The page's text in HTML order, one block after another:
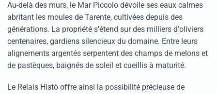
Au-delà des murs, le Mar Piccolo dévoile ses eaux calmes
abritant les moules de Tarente, cultivées depuis des
générations. La propriété s'étend sur des milliers d'oliviers
centenaires, gardiens silencieux du domaine. Entre leurs
alignements argentés serpentent des champs de melons et
de pastèques, baignés de soleil et cueillis à maturité.
Le Relais Histò offre ainsi la possibilité précieuse de